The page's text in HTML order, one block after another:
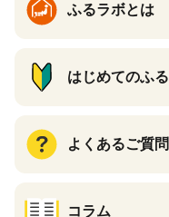
ふるラボとは
はじめてのふ
よくあるご質問
コラム